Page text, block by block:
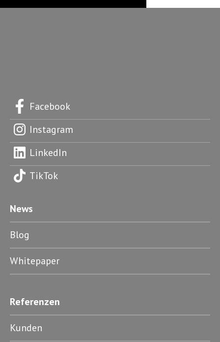
Facebook
Instagram
LinkedIn
TikTok
News
Blog
Whitepaper
Referenzen
Kunden